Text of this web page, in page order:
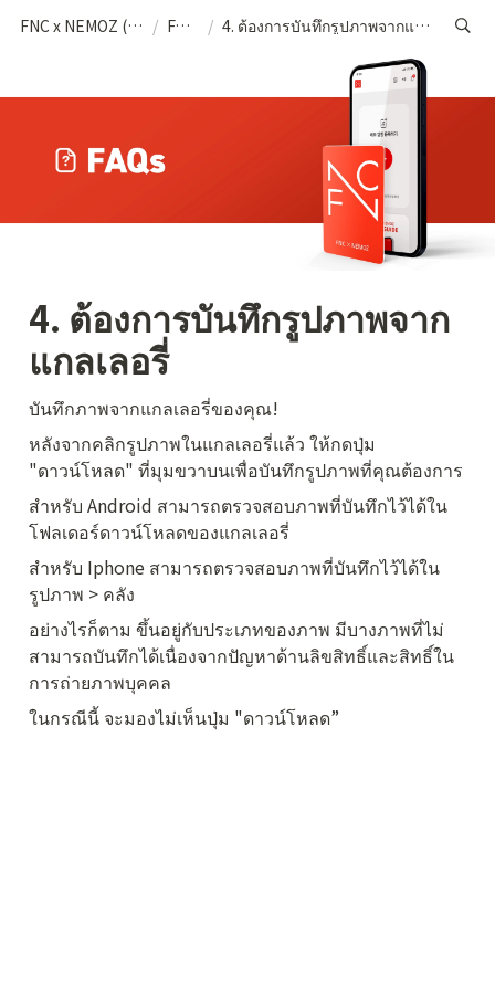
FNC x NEMOZ (THA) / FAQs / 4. ต้องการบันทึกรูปภาพจากแกลเลอรี่
4. ต้องการบันทึกรูปภาพจาก
แกลเลอรี่
บันทึกภาพจากแกลเลอรี่ของคุณ!
หลังจากคลิกรูปภาพในแกลเลอรี่แล้ว ให้กดปุ่ม
"ดาวน์โหลด" ที่มุมขวาบนเพื่อบันทึกรูปภาพที่คุณต้องการ
สำหรับ Android สามารถตรวจสอบภาพที่บันทึกไว้ได้ใน
โฟลเดอร์ดาวน์โหลดของแกลเลอรี่
สำหรับ Iphone สามารถตรวจสอบภาพที่บันทึกไว้ได้ใน
รูปภาพ > คลัง
อย่างไรก็ตาม ขึ้นอยู่กับประเภทของภาพ มีบางภาพที่ไม่
สามารถบันทึกได้เนื่องจากปัญหาด้านลิขสิทธิ์และสิทธิ์ใน
การถ่ายภาพบุคคล
ในกรณีนี้ จะมองไม่เห็นปุ่ม "ดาวน์โหลด”